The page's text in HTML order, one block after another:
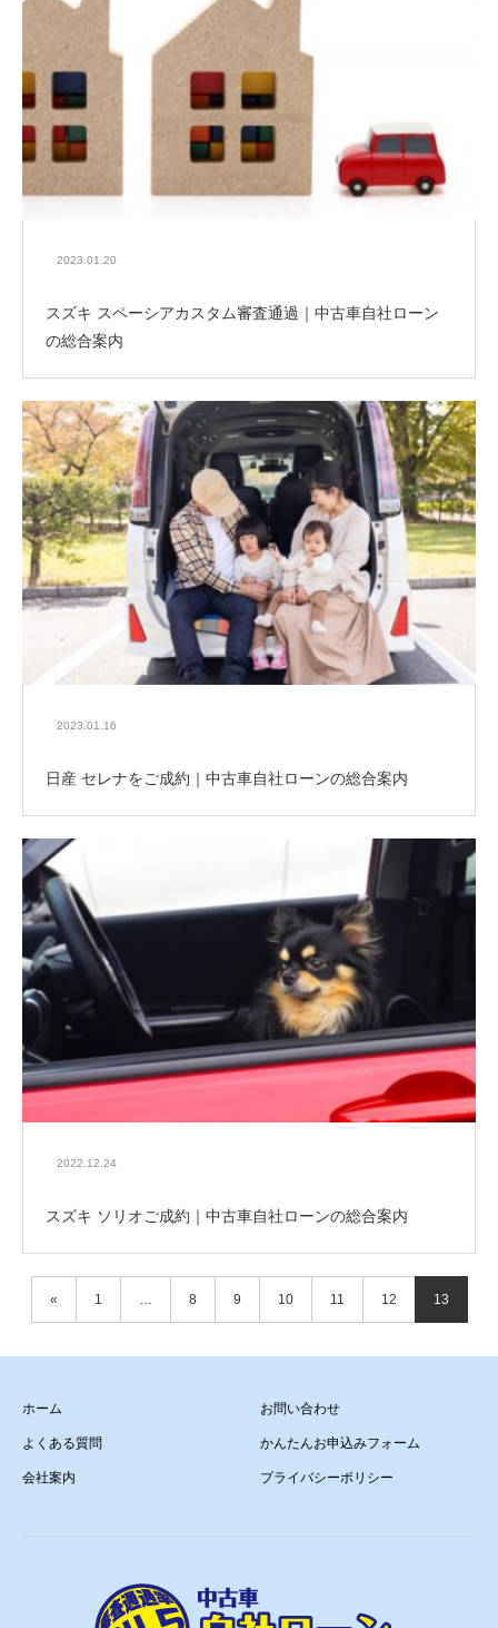
2023.01.20
スズキ スペーシアカスタム審査通過｜中古車自社ローン
の総合案内
2023.01.16
日産 セレナをご成約｜中古車自社ローンの総合案内
2022.12.24
スズキ ソリオご成約｜中古車自社ローンの総合案内
« 1 … 8 9 10 11 12 13
ホーム
よくある質問
会社案内
お問い合わせ
かんたんお申込みフォーム
プライバシーポリシー